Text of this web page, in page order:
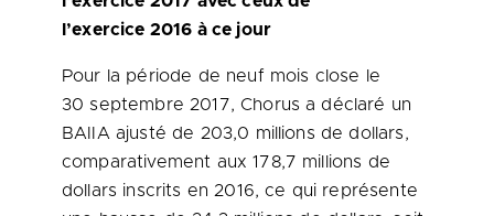
l’exercice 2016 à ce jour
Pour la période de neuf mois close le
30 septembre 2017, Chorus a déclaré un
BAIIA ajusté de 203,0 millions de dollars,
comparativement aux 178,7 millions de
dollars inscrits en 2016, ce qui représente